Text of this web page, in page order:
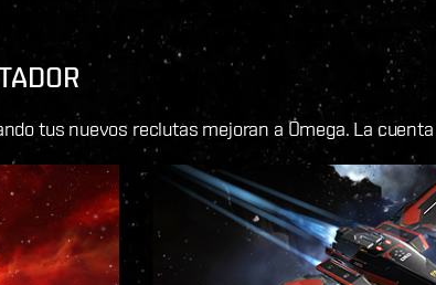
tus nuevos reclutas mejoran a Omega. La